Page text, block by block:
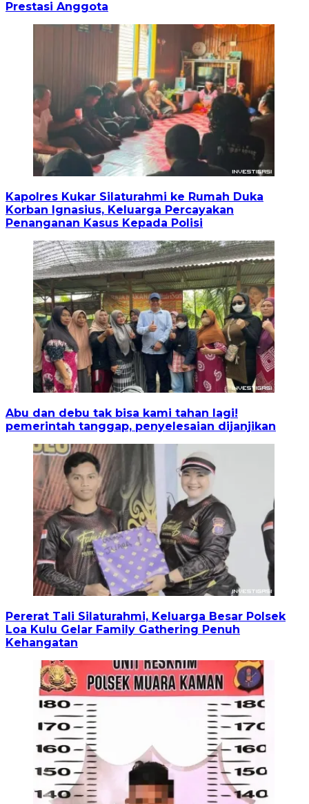
Prestasi Anggota
Kapolres Kukar Silaturahmi ke Rumah Duka
Korban Ignasius, Keluarga Percayakan
Penanganan Kasus Kepada Polisi
Abu dan debu tak bisa kami tahan lagi!
pemerintah tanggap, penyelesaian dijanjikan
Pererat Tali Silaturahmi, Keluarga Besar Polsek
Loa Kulu Gelar Family Gathering Penuh
Kehangatan